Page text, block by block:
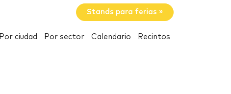
Stands para ferias »
Por ciudad Por sector Calendario Recintos